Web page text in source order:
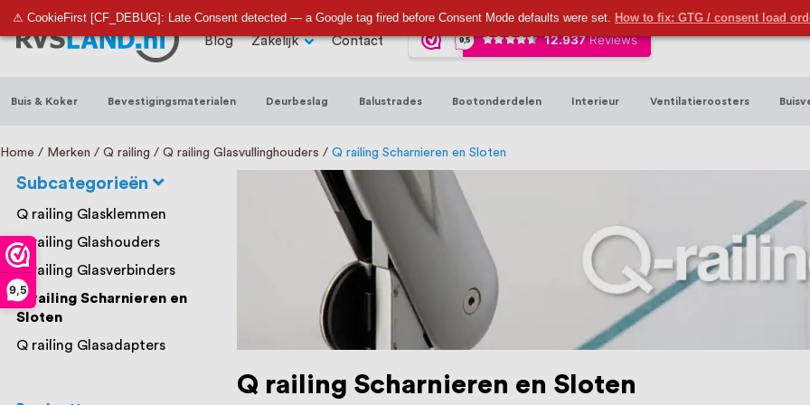
9,5
⚠ CookieFirst [CF_DEBUG]: Late Consent detected — a Google tag fired before Consent Mode defaults were set. How to fix: GTG / consent load
RVS Land is een écht familiebedrijf met bijna 20 jaar ervaring in RVS producten
trapleuningen, deurbeslag, ventilatieroosters en bouwbeslag. In onze webshop
een eigen werkplaats waar we RVS op maat produceren, geheel volgens jouw
staat persoonlijke service bij ons voorop, want we geloven dat een goede relatie
Blog Zakelijk Contact
Buis & Koker Bevestigingsmaterialen Deurbeslag Balustrades Bootonderdelen Interieur Ventilatieroosters
Home Merken Q railing Q railing Glasvullinghouders Q railing Scharnieren en Sloten
Q railing Scharnieren en Sloten
Subcategorieën
Q railing Glasklemmen
Q railing Glashouders
Q railing Glasverbinders
Q railing Scharnieren en
Sloten
Q railing Glasadapters